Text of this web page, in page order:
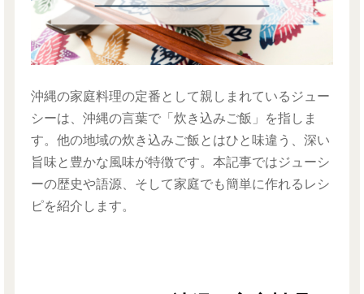
沖縄の家庭料理の定番として親しまれているジュー
シーは、沖縄の言葉で「炊き込みご飯」を指しま
す。他の地域の炊き込みご飯とはひと味違う、深い
旨味と豊かな風味が特徴です。本記事ではジューシ
ーの歴史や語源、そして家庭でも簡単に作れるレシ
ピを紹介します。